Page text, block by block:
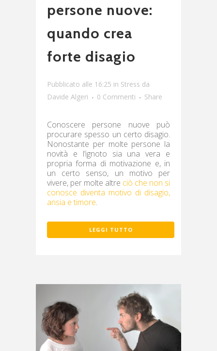
persone nuove:
quando crea
forte disagio
Pubblicato alle 16:25 in Stress da
Davide Algeri
0 Commenti Share
Conoscere persone nuove può
procurare spesso un certo disagio.
Nonostante per molte persone la
novità e l’ignoto sia una vera e
propria forma di motivazione e, in
un certo senso, un motivo per
vivere, per molte altre ciò che non si
conosce diventa motivo di disagio,
ansia e timore.
LEGGI TUTTO